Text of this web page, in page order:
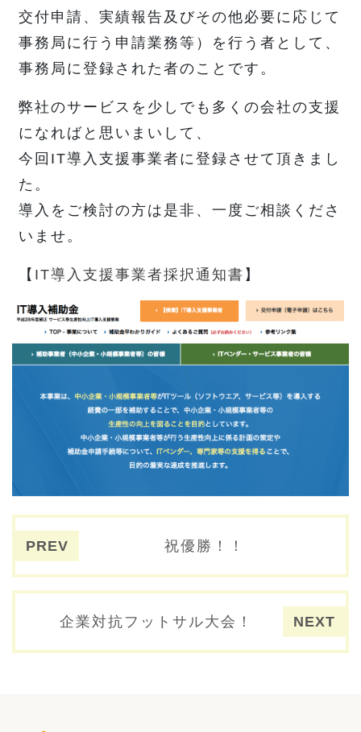
交付申請、実績報告及びその他必要に応じて
事務局に行う申請業務等）を行う者として、
事務局に登録された者のことです。
弊社のサービスを少しでも多くの会社の支援
になればと思いまいして、
今回IT導入支援事業者に登録させて頂きまし
た。
導入をご検討の方は是非、一度ご相談くださ
いませ。
【 IT導入支援事業者採択通知書 】
投稿ナビゲーション
祝優勝！！
企業対抗フットサル大会！